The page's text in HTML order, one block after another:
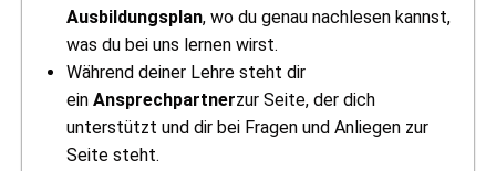
Ausbildungsplan, wo du genau nachlesen kannst,
was du bei uns lernen wirst.
Während deiner Lehre steht dir
ein Ansprechpartnerzur Seite, der dich
unterstützt und dir bei Fragen und Anliegen zur
Seite steht.